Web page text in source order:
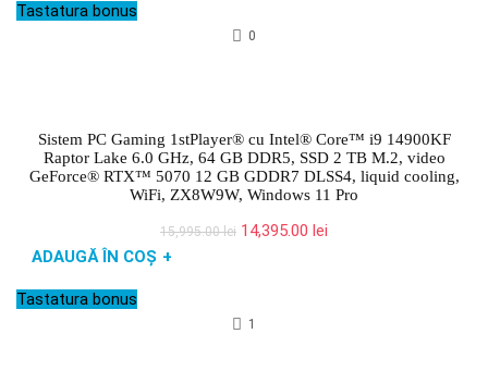
Tastatura bonus
0
Sistem PC Gaming 1stPlayer® cu Intel® Core™ i9 14900KF
Raptor Lake 6.0 GHz, 64 GB DDR5, SSD 2 TB M.2, video
GeForce® RTX™ 5070 12 GB GDDR7 DLSS4, liquid cooling,
WiFi, ZX8W9W, Windows 11 Pro
15,995.00lei Prețul
14,395.00 lei
ADAUGĂ ÎN COȘ +
Tastatura bonus
1